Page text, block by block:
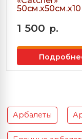
1 500 р.
Арбалеты